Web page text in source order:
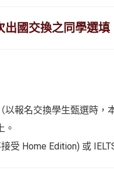
出國交換之同學選填
以報名交換學生甄選時，
。
受 Home Edition) 或